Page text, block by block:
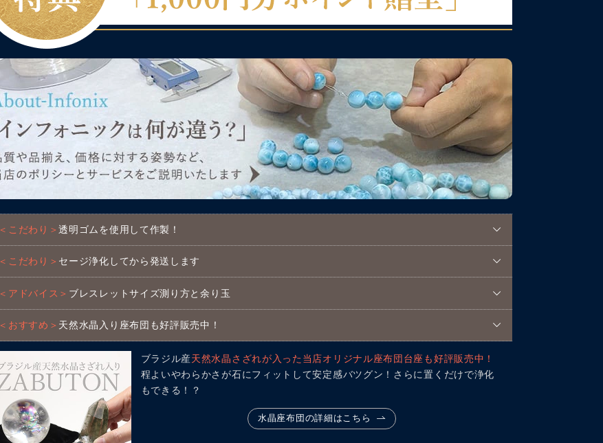
＜こだわり＞透明ゴムを使用して作製！
＜こだわり＞ セージ浄化してから発送します
＜アドバイス＞ ブレスレットサイズ測り方と余り玉
＜おすすめ＞ 天然水晶入り座布団も好評販売中！
ブラジル産天然水晶さざれが入った当店オリジナル座布団台座も好評販売中！
程よいやわらかさが石にフィットして安定感バツグン！さらに置くだけで浄化
もできる！？
水晶座布団の詳細はこちら